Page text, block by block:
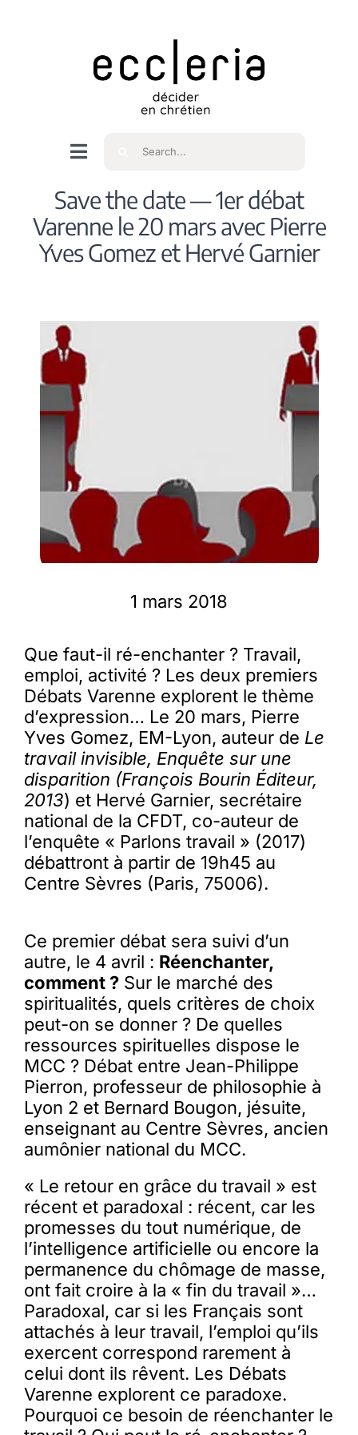
Navigation
bascule
Accueil
Qui sommes nous ?
Spiritualité
Membres
L’actu
Nous soutenir
La revue Responsables
Rechercher
Save the date — 1er débat
Varenne le 20 mars avec Pierre
Yves Gomez et Hervé Garnier
1 mars 2018
Que faut-il ré-enchanter ? Travail,
emploi, activité ? Les deux premiers
Débats Varenne explorent le thème
d’expression… Le 20 mars, Pierre
Yves Gomez, EM-Lyon, auteur de Le
travail invisible, Enquête sur une
disparition (François Bourin Éditeur,
2013) et Hervé Garnier, secrétaire
national de la CFDT, co-auteur de
l’enquête « Parlons travail » (2017)
débattront à partir de 19h45 au
Centre Sèvres (Paris, 75006).
Ce premier débat sera suivi d’un
autre, le 4 avril : Réenchanter,
comment ?Sur le marché des
spiritualités, quels critères de choix
peut-on se donner ? De quelles
ressources spirituelles dispose le
MCC ? Débat entre Jean-Philippe
Pierron, professeur de philosophie à
Lyon 2 et Bernard Bougon, jésuite,
enseignant au Centre Sèvres, ancien
aumônier national du MCC.
« Le retour en grâce du travail » est
récent et paradoxal : récent, car les
promesses du tout numérique, de
l’intelligence artificielle ou encore la
permanence du chômage de masse,
ont fait croire à la « fin du travail »…
Paradoxal, car si les Français sont
attachés à leur travail, l’emploi qu’ils
exercent correspond rarement à
celui dont ils rêvent. Les Débats
Varenne explorent ce paradoxe.
Pourquoi ce besoin de réenchanter le